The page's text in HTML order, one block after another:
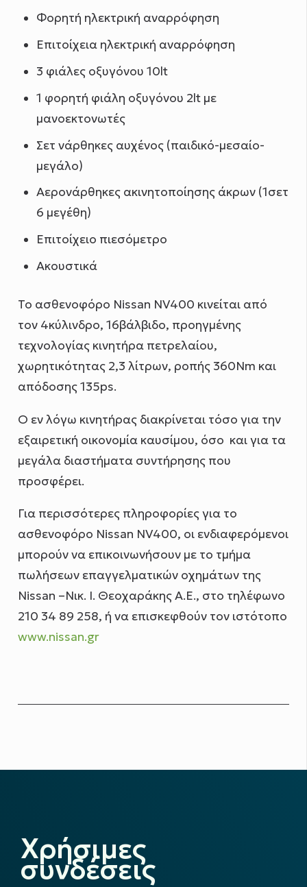
Φορητή ηλεκτρική αναρρόφηση
Επιτοίχεια ηλεκτρική αναρρόφηση
3 φιάλες οξυγόνου 10lt
1 φορητή φιάλη οξυγόνου 2lt με
μανοεκτονωτές
Σετ νάρθηκες αυχένος (παιδικό-μεσαίο-
μεγάλο)
Αερονάρθηκες ακινητοποίησης άκρων (1σετ
6 μεγέθη)
Επιτοίχειο πιεσόμετρο
Ακουστικά
To ασθενοφόρο Nissan NV400 κινείται από
τον 4κύλινδρο, 16βάλβιδο, προηγμένης
τεχνολογίας κινητήρα πετρελαίου,
χωρητικότητας 2,3 λίτρων, ροπής 360Nm και
απόδοσης 135ps.
Ο εν λόγω κινητήρας διακρίνεται τόσο για την
εξαιρετική οικονομία καυσίμου, όσο και για τα
μεγάλα διαστήματα συντήρησης που
προσφέρει.
Για περισσότερες πληροφορίες για το
ασθενοφόρο Nissan NV400, οι ενδιαφερόμενοι
μπορούν να επικοινωνήσουν με το τμήμα
πωλήσεων επαγγελματικών οχημάτων της
Nissan –Nικ. I. Θεοχαράκης Α.Ε., στο τηλέφωνο
210 34 89 258, ή να επισκεφθούν τον ιστότοπο
www.nissan.gr
Χρήσιμες
συνδέσεις